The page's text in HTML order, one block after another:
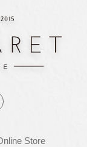
Store